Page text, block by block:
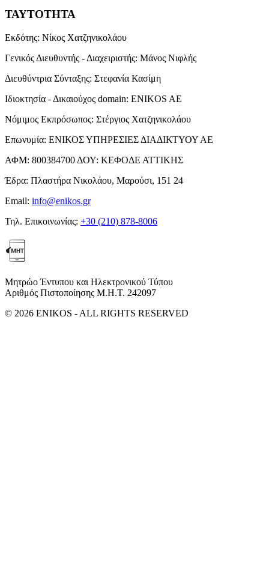
ΤΑΥΤΟΤΗΤΑ
Εκδότης: Νίκος Χατζηνικολάου
Γενικός Διευθυντής - Διαχειριστής: Μάνος Νιφλής
Διευθύντρια Σύνταξης: Στεφανία Κασίμη
Ιδιοκτησία - Δικαιούχος domain: ENIKOS AE
Νόμιμος Εκπρόσωπος: Στέργιος Χατζηνικολάου
Επωνυμία: ΕΝΙΚΟΣ ΥΠΗΡΕΣΙΕΣ ΔΙΑΔΙΚΤΥΟΥ ΑΕ
ΑΦΜ: 800384700 ΔΟΥ: ΚΕΦΟΔΕ ΑΤΤΙΚΗΣ
Έδρα: Πλαστήρα Νικολάου, Μαρούσι, 151 24
Email: info@enikos.gr
Τηλ. Επικοινωνίας: +30 (210) 878-8006
Μητρώο Έντυπου και Ηλεκτρονικού Τύπου
Αριθμός Πιστοποίησης Μ.Η.Τ. 242097
© 2026 ENIKOS - ALL RIGHTS RESERVED